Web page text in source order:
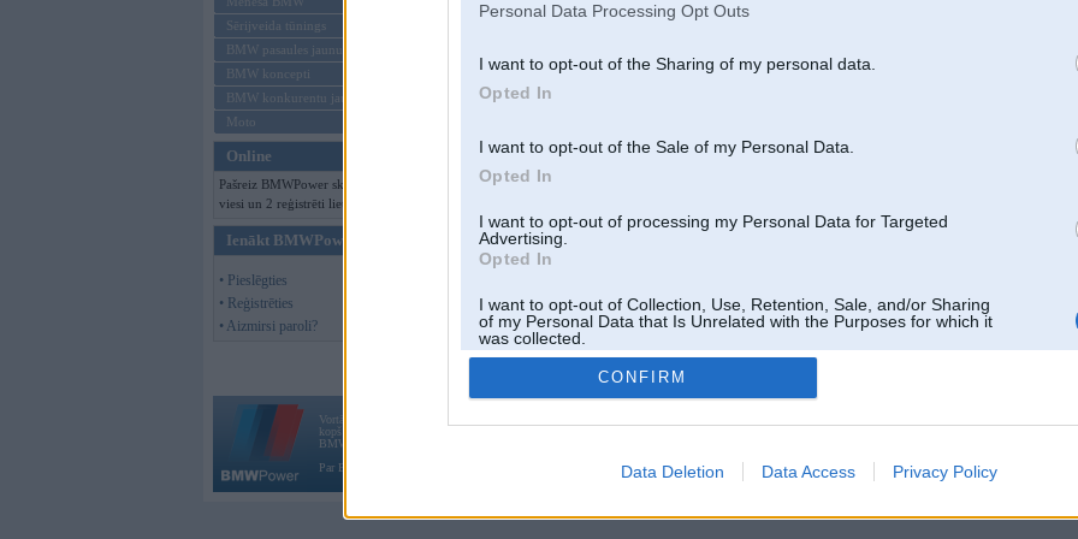
Personal Data Processing Opt Outs
I want to opt-out of the Sharing of my personal data.
Opted In
I want to opt-out of the Sale of my Personal Data.
Opted In
I want to opt-out of processing my Personal Data for Targeted
Advertising.
Opted In
I want to opt-out of Collection, Use, Retention, Sale, and/or Sharing
of my Personal Data that Is Unrelated with the Purposes for which it
was collected.
Opted Out
CONFIRM
Data Deletion Data Access Privacy Policy
Sērijveida tūnings
BMW pasaules jaunumi
BMW koncepti
BMW konkurentu jaunumi
Moto
Online
Pašreiz BMWPower skatās 105
viesi un 2 reģistrēti lietotāji.
Ienākt BMWPower
• Pieslēgties
• Reģistrēties
• Aizmirsi paroli?
Vortāls BMWPower.lv darbojas
kopš 2002. gada 14. maija. Tas nav auto klubs un nav saistīts ar
BMW AG.
Par BMWPower